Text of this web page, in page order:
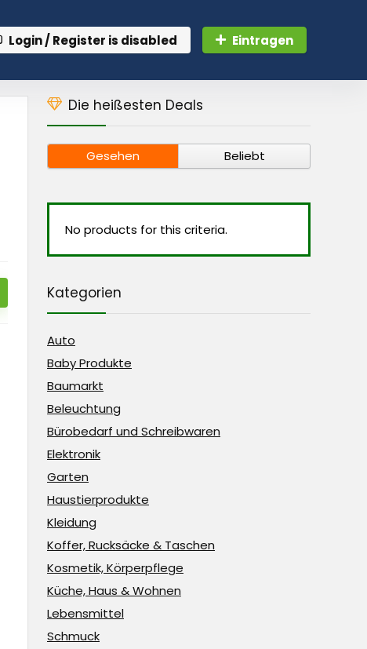
Login / Register is disabled Eintragen
Die heißesten Deals
Gesehen Beliebt
No products for this criteria.
Kategorien
Auto
Baby Produkte
Baumarkt
Beleuchtung
Bürobedarf und Schreibwaren
Elektronik
Garten
Haustierprodukte
Kleidung
Koffer, Rucksäcke & Taschen
Kosmetik, Körperpflege
Küche, Haus & Wohnen
Lebensmittel
Schmuck